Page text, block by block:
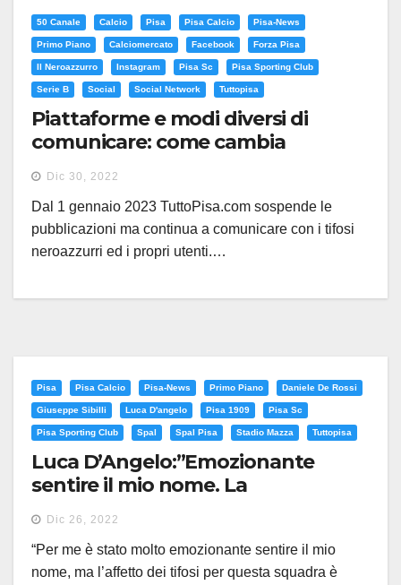
50 Canale Calcio Pisa Pisa Calcio Pisa-News
Primo Piano Calciomercato Facebook Forza Pisa
Il Neroazzurro Instagram Pisa Sc Pisa Sporting Club
Serie B Social Social Network Tuttopisa
Piattaforme e modi diversi di
comunicare: come cambia
TuttoPisa
Dic 30, 2022
Dal 1 gennaio 2023 TuttoPisa.com sospende le
pubblicazioni ma continua a comunicare con i tifosi
neroazzurri ed i propri utenti.…
Pisa Pisa Calcio Pisa-News Primo Piano Daniele De Rossi
Giuseppe Sibilli Luca D'angelo Pisa 1909 Pisa Sc
Pisa Sporting Club Spal Spal Pisa Stadio Mazza Tuttopisa
Luca D’Angelo:”Emozionante
sentire il mio nome. La
compattezza ci sta portando
frutti”
Dic 26, 2022
“Per me è stato molto emozionante sentire il mio
nome, ma l’affetto dei tifosi per questa squadra è